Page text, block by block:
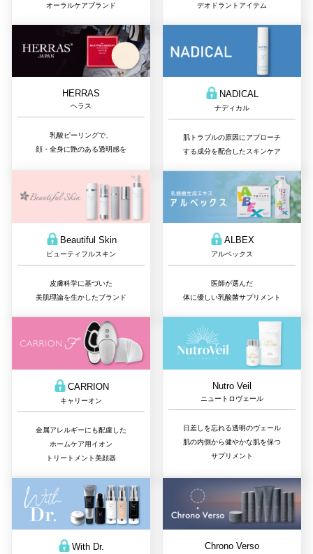
オーラルケアブランド
デオドラントアイテム
HERRAS
ヘラス
乳酸ピーリングで、
顔・全身に艶のある透明感を
NADICAL
ナディカル
肌トラブルの原因にアプローチ
する成分を配合したスキンケア
Beautiful Skin
ビューティフルスキン
皮膚科学に基づいた
美肌理論を生かしたブランド
ALBEX
アルベックス
医師が選んだ
体に優しい乳酸菌サプリメント
CARRION
キャリーオン
金属アレルギーにも配慮した
ホームケア用イオン
トリートメント美顔器
Nutro Veil
ニュートロヴェール
日差しを忘れる透明のヴェール
肌の内側から健やかな肌を保つ
サプリメント
With Dr. Chrono Verso